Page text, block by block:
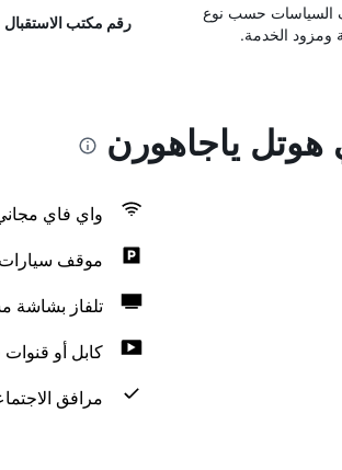
السياسات حسب نوع
ومزود الخدمة.
رقم مكتب الاستقبال
هوتل ياجاهورن
واي فاي
موقف
تلفاز
كابل أو قنوات
مرافق